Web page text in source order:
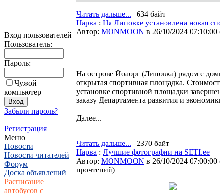
Вход пользователей
Пользователь:
Пароль:
Чужой
компьютер
Забыли пароль?
Регистрация
Меню
Новости
Новости читателей
Форум
Доска объявлений
Расписание
автобусов с
Читать дальше... | 634 байт
Нарва : На Липовке установлена новая
Автор: MONMOON в 26/10/2024 07:10:00
На острове Йоаорг (Липовка) рядом с
открытая спортивная площадка.
установке спортивной площадки
заказу Департамента развития и
Далее...
Читать дальше... | 2370 байт
Нарва : Лучшие фотографии на SETI.ee
Автор: MONMOON в 26/10/2024 07:00:00
прочтений)